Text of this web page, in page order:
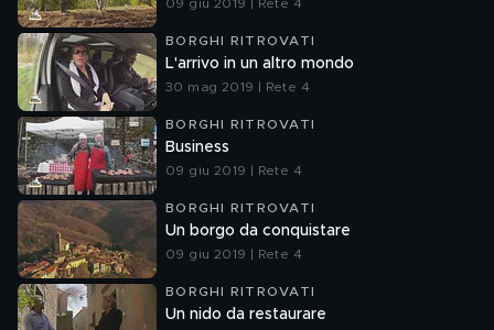
09 giu 2019 | Rete 4
BORGHI RITROVATI
L'arrivo in un altro mondo
30 mag 2019 | Rete 4
BORGHI RITROVATI
Business
09 giu 2019 | Rete 4
BORGHI RITROVATI
Un borgo da conquistare
09 giu 2019 | Rete 4
BORGHI RITROVATI
Un nido da restaurare